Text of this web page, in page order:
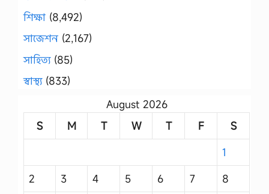
শিক্ষা (8,492)
সাজেশন (2,167)
সাহিত্য(85)
স্বাস্থ্য(833)
August 2026
S
M T W T F
S
1
2
3 4 5 6 7 8